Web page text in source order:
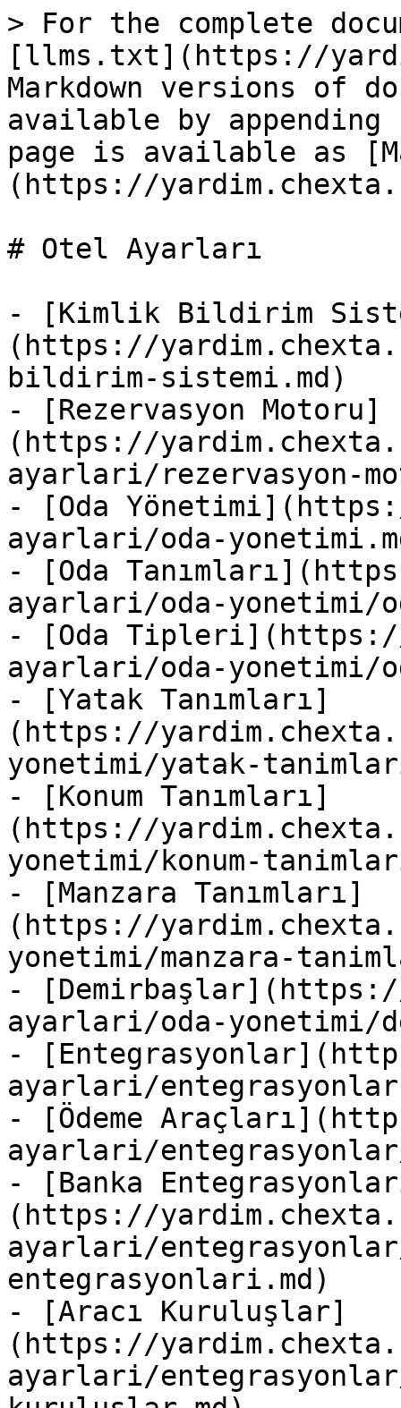
> For the complete
[llms.txt](https://
Markdown versions of
available by
page is available as
(https://
# Otel Ayarları
- [Kimlik Bildirim
(https://
bildirim-sistemi.md)
- [Rezervasyon Motoru]
(https://
ayarlari/rezervasyon-
- [Oda
ayarlari/oda-
- [Oda
ayarlari/oda-yonetimi/
- [Oda Tipleri](https://
ayarlari/oda-yonetimi/
- [Yatak Tanımları]
(https://
yonetimi/yatak-
- [Konum Tanımları]
(https://
yonetimi/konum-
- [Manzara Tanımları]
(https://
yonetimi/manzara-
-
ayarlari/oda-yonetimi/
-
ayarlari/
- [Ödeme
ayarlari/
- [Banka
(https://
ayarlari/
entegrasyonlari.md)
- [Aracı Kuruluşlar]
(https://
ayarlari/